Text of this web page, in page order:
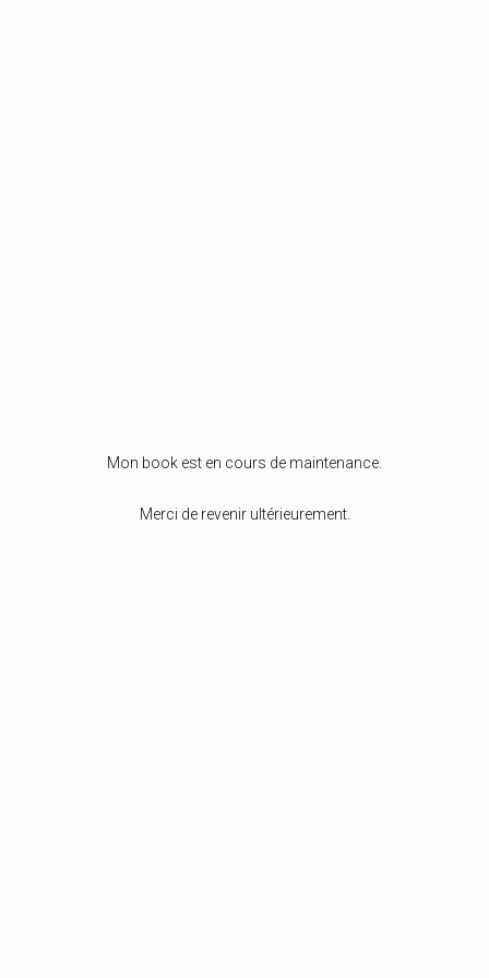
Mon book est en cours de maintenance.
Merci de revenir ultérieurement.